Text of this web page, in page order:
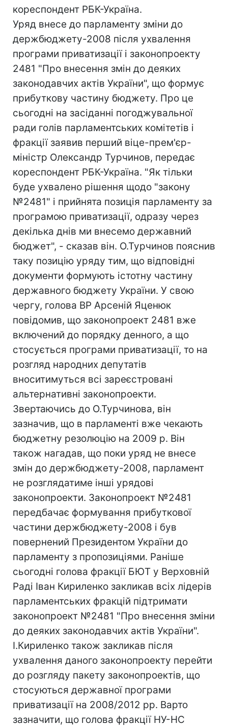
кореспондент РБК-Україна.
Уряд внесе до парламенту зміни до
держбюджету-2008 після ухвалення
програми приватизації і законопроекту
2481 "Про внесення змін до деяких
законодавчих актів України", що формує
прибуткову частину бюджету. Про це
сьогодні на засіданні погоджувальної
ради голів парламентських комітетів і
фракції заявив перший віце-прем'єр-
міністр Олександр Турчинов, передає
кореспондент РБК-Україна. "Як тільки
буде ухвалено рішення щодо "закону
№2481" і прийнята позиція парламенту за
програмою приватизації, одразу через
декілька днів ми внесемо державний
бюджет", - сказав він. О.Турчинов пояснив
таку позицію уряду тим, що відповідні
документи формують істотну частину
державного бюджету України. У свою
чергу, голова ВР Арсеній Яценюк
повідомив, що законопроект 2481 вже
включений до порядку денного, а що
стосується програми приватизації, то на
розгляд народних депутатів
вноситимуться всі зареєстровані
альтернативні законопроекти.
Звертаючись до О.Турчинова, він
зазначив, що в парламенті вже чекають
бюджетну резолюцію на 2009 р. Він
також нагадав, що поки уряд не внесе
змін до держбюджету-2008, парламент
не розглядатиме інші урядові
законопроекти. Законопроект №2481
передбачає формування прибуткової
частини держбюджету-2008 і був
повернений Президентом України до
парламенту з пропозиціями. Раніше
сьогодні голова фракції БЮТ у Верховній
Раді Іван Кириленко закликав всіх лідерів
парламентських фракцій підтримати
законопроект №2481 "Про внесення зміни
до деяких законодавчих актів України".
І.Кириленко також закликав після
ухвалення даного законопроекту перейти
до розгляду пакету законопроектів, що
стосуються державної програми
приватизації на 2008/2012 рр. Варто
зазначити, що голова фракції НУ-НС